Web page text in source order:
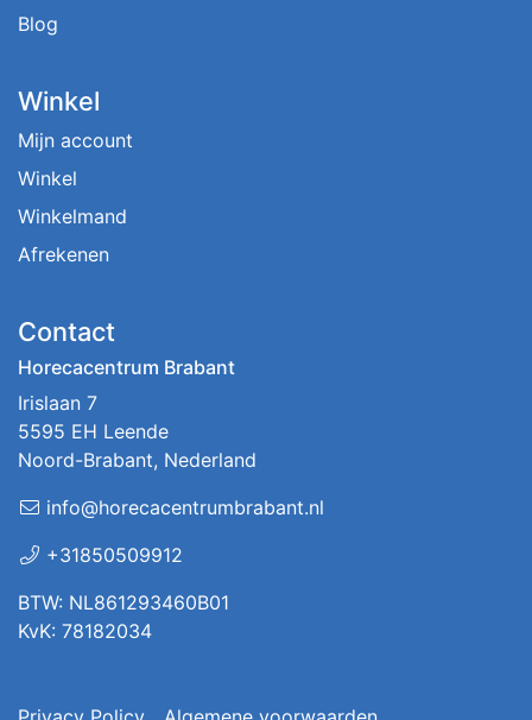
Blog
Winkel
Mijn account
Winkel
Winkelmand
Afrekenen
Contact
Horecacentrum Brabant
Irislaan 7
5595 EH Leende
Noord-Brabant, Nederland
info@horecacentrumbrabant.nl
+31850509912
BTW: NL861293460B01
KvK: 78182034